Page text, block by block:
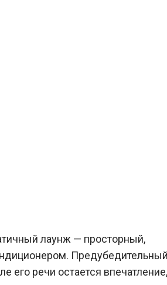
лаунж — просторный,
речи остается впечатление,